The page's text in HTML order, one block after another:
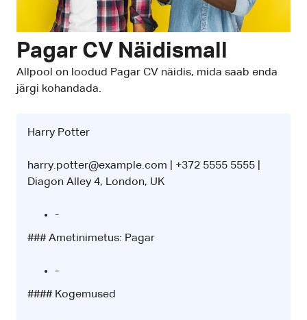
Pagar CV Näidismall
Allpool on loodud Pagar CV näidis, mida saab enda
järgi kohandada.
Harry Potter
harry.potter@example.com | +372 5555 5555 |
Diagon Alley 4, London, UK
-
### Ametinimetus: Pagar
-
#### Kogemused